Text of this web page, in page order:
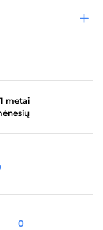
1 metai
0